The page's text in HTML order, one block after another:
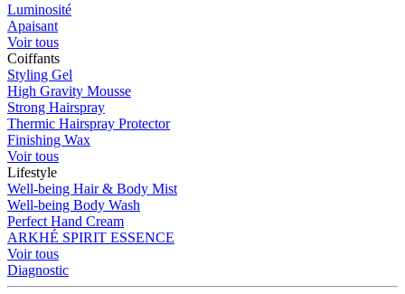
Luminosité
Apaisant
Voir tous
Coiffants
Styling Gel
High Gravity Mousse
Strong Hairspray
Thermic Hairspray Protector
Finishing Wax
Voir tous
Lifestyle
Well-being Hair & Body Mist
Well-being Body Wash
Perfect Hand Cream
ARKHÉ SPIRIT ESSENCE
Voir tous
Diagnostic